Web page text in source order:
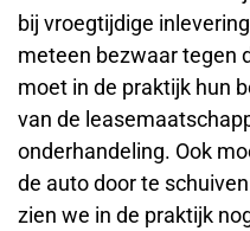
bij vroegtijdige
meteen bezwaar tegen
moet in de praktijk hun
van de
onderhandeling. Ook
de auto door te
zien we in de praktijk